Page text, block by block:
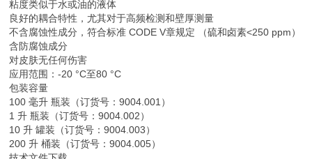
粘度类似于水或油的液体
良好的耦合特性，尤其对于高频检测和壁厚测量
不含腐蚀性成分，符合标准 CODE V章规定 （硫和卤素<250 ppm）
含防腐蚀成分
对皮肤无任何伤害
应用范围：-20 °C至80 °C
包装容量
100 毫升 瓶装（订货号：9004.001）
1 升 瓶装（订货号：9004.002）
10 升 罐装（订货号：9004.003）
200 升 桶装（订货号：9004.005）